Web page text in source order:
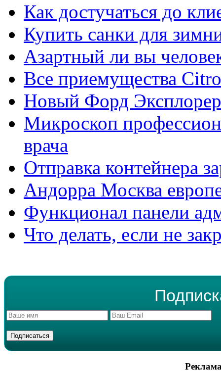
Как достучаться до
Купить санки для
Азартный ли вы
Все приемущества
Новый Форд
Микроскоп
врача
Отправка контейнера
Андорра Москва
Функционал панели
Что делать, если не